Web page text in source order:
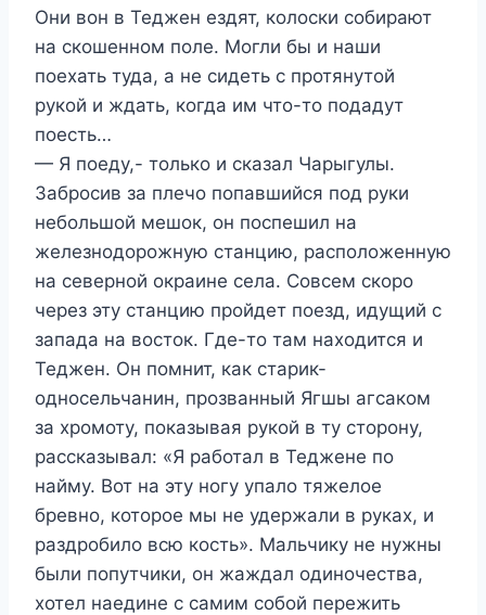
Они вон в Теджен ездят, колоски собирают
на скошенном поле. Могли бы и наши
поехать туда, а не сидеть с протянутой
рукой и ждать, когда им что-то подадут
поесть…
— Я поеду,- только и сказал Чарыгулы.
Забросив за плечо попавшийся под руки
небольшой мешок, он поспешил на
железнодорожную станцию, расположенную
на северной окраине села. Совсем скоро
через эту станцию пройдет поезд, идущий с
запада на восток. Где-то там находится и
Теджен. Он помнит, как старик-
односельчанин, прозванный Ягшы агсаком
за хромоту, показывая рукой в ту сторону,
рассказывал: «Я работал в Теджене по
найму. Вот на эту ногу упало тяжелое
бревно, которое мы не удержали в руках, и
раздробило всю кость». Мальчику не нужны
были попутчики, он жаждал одиночества,
хотел наедине с самим собой пережить